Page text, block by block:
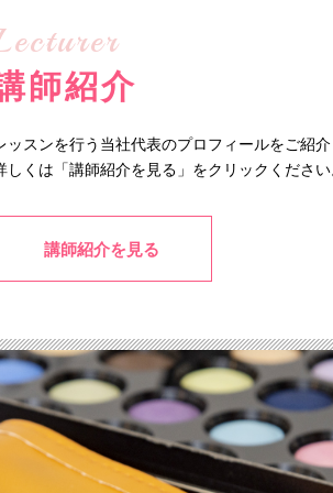
師紹介
ッスンを行う当社代表のプロフィールをご紹介
しくは「講師紹介を見る」をクリックください
講師紹介を見る